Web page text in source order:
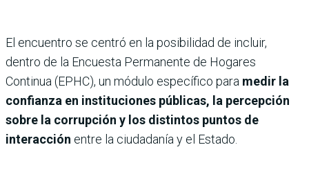
El encuentro se centró en la posibilidad de incluir,
dentro de la Encuesta Permanente de Hogares
Continua (EPHC), un módulo específico para medir la
confianza en instituciones públicas, la percepción
sobre la corrupción y los distintos puntos de
interacción entre la ciudadanía y el Estado.